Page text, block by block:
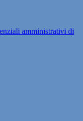
amministrativi di